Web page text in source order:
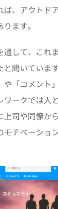
、アウトド
ます。
して、これ
と聞いていま
「コメント
ワークでは人
上司や同僚か
モチベーショ